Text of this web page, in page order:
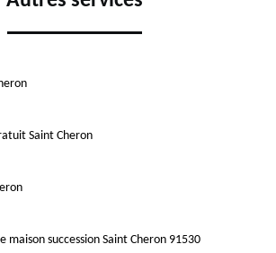
Saint Cheron
maison succession Saint Cheron 91530